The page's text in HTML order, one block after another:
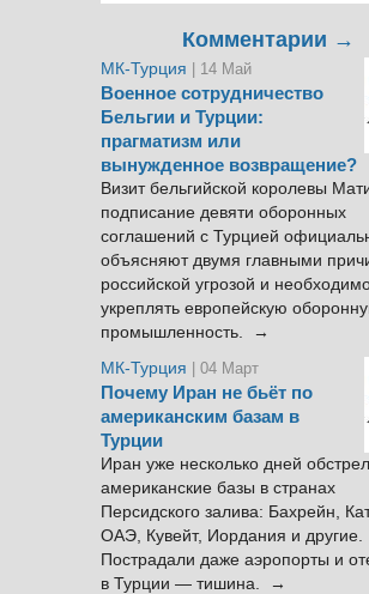
Комментарии →
МК-Турция | 14 Май
Военное сотрудничество
Бельгии и Турции:
прагматизм или
вынужденное возвращение?
Визит бельгийской королевы
подписание девяти оборонных
соглашений с Турцией
объясняют двумя главными
российской угрозой и
укреплять европейскую
промышленность. →
МК-Турция
| 04 Март
Почему Иран не бьёт по
американским базам в
Турции
Иран уже несколько дней
американские базы в странах
Персидского залива: Бахрейн,
ОАЭ, Кувейт, Иордания и другие.
Пострадали даже аэропорты и
в Турции — тишина. →